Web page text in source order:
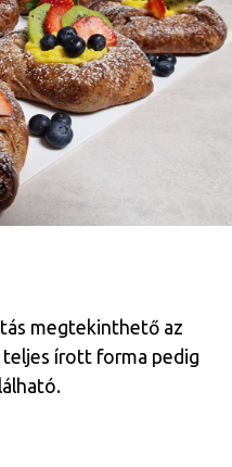
megtekinthető az
írott forma pedig